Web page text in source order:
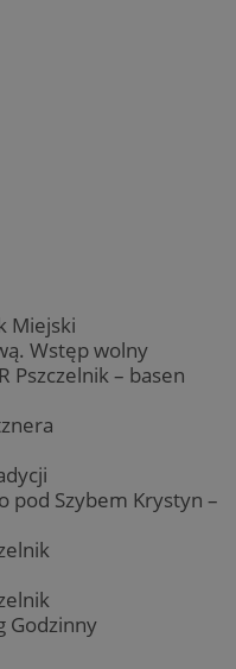
Miejski
Wstęp wolny
Pszczelnik – basen
pod Szybem Krystyn –
Godzinny